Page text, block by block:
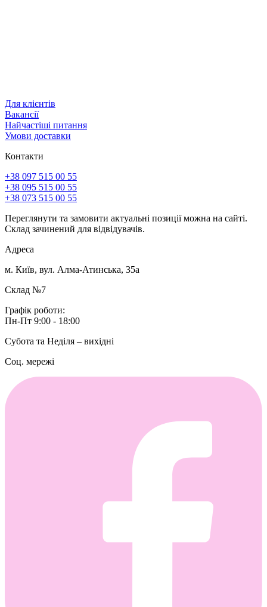
Для клієнтів
Вакансії
Найчастіші питання
Умови доставки
Контакти
+38 097 515 00 55
+38 095 515 00 55
+38 073 515 00 55
Переглянути та замовити актуальні позиції можна на сайті.
Склад зачинений для відвідувачів.
Адреса
м. Київ, вул. Алма-Атинська, 35а
Склад №7
Графік роботи:
Пн-Пт 9:00 - 18:00
Субота та Неділя – вихідні
Соц. мережі